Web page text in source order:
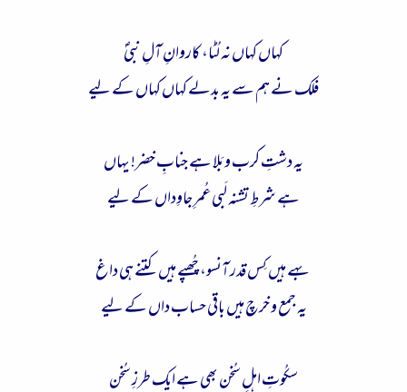
کہاں کہاں نہ لُٹا، کاروانِ آلِ نبیؐ
فلک نے ہم سے یہ بدلے کہاں کہاں کے لیے
یہ دشتِ کرب و بَلا ہے جنابِ خضر! یہاں
ہے شرطِ تشنہ لَبی عُمرِ جاوِداں کے لیے
بہے ہیں کِس قدر آنسو، چُھپے ہیں کتنے ہی داغ
یہ جمع و خرچ ہیں باقی حساب داں کے لیے
سکُوتِ اہلِ سُخن بھی ہے ایک طرزِ سُخن